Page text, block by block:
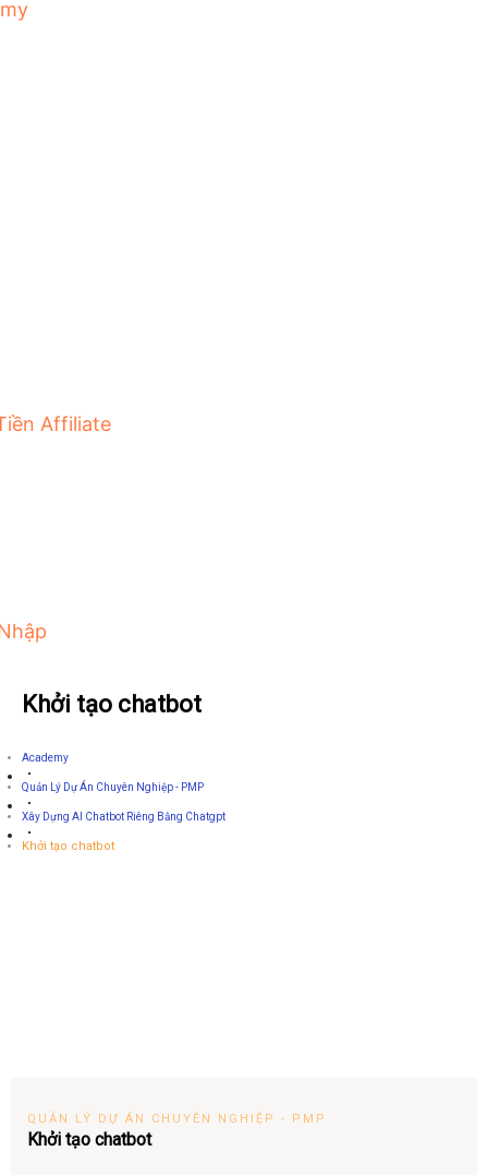
Affiliate
Khởi tạo chatbot
Academy
Quản Lý Dự Án Chuyên Nghiệp - PMP
Xây Dựng AI Chatbot Riêng Bằng Chatgpt
Khởi tạo chatbot
QUẢN LÝ DỰ ÁN CHUYÊN NGHIỆP - PMP
Khởi tạo chatbot